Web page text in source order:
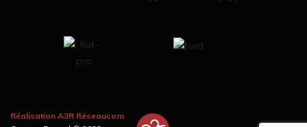
Réalisation A3R Réseaucom